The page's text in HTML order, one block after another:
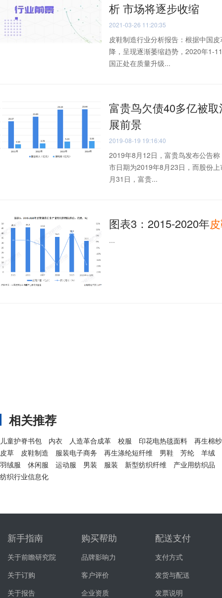
析 市场将逐步收缩
2021-03-26 11:20:35
皮鞋制造行业分析报告：根据中国
降，呈现逐渐萎缩趋势，2020年1-
国正处在质量升级...
富贵鸟欠债40多亿被
展前景
2019-08-19 19:16:40
2019年8月12日，富贵鸟发布公告
市日期为2019年8月23日，而股份
月31日，富贵...
图表3：2015-2020年
...
相关推荐
儿童护脊书包 内衣 人造革合成革 校服 印花电热毯面料
再生棉纱
皮草
皮鞋制造 服装电子商务 再生涤纶短纤维 男鞋 芳纶
羊绒
羽绒服
休闲服 运动服 男装 服装 新型纺织纤维
产业用纺织品
纺织行业信息化
新手指南
关于前瞻研究院
关于订购
关于报告
购买帮助
品牌影响力
客户评价
企业资质
配送支付
支付方式
发货与配送
发票说明